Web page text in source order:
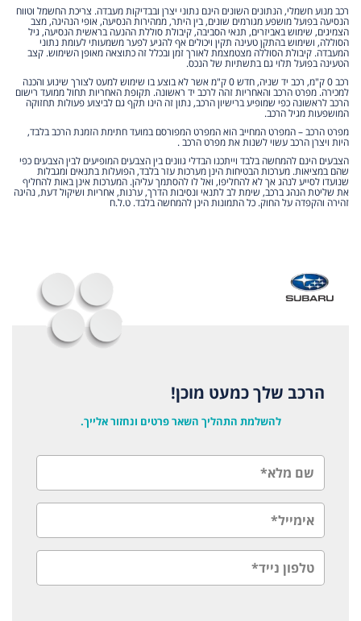
רכב מנוע חשמלי, הנתונים השונים הינם נתוני יצרן ובבדיקות מעבדה. צריכת החשמל וטווח
הנסיעה בפועל מושפע מגורמים שונים, בין היתר, ממהירות הנסיעה, אופי הנהיגה, מצב
הצמיגים, שימוש באביזרים, תנאי הסביבה, קיבולת סוללת ההנעה בראשית הנסיעה, גיל
הסוללה, ושימוש בהתקן טעינה תקין ויכולים אף להגיע לפער משמעותי לעומת נתוני
המעבדה. קיבולת הסוללה מצטמצמת לאורך זמן ובכלל זה כתוצאה מאופן השימוש. קצב
הטעינה בפועל תלוי גם בתשתיות של הנכס.
רכב 0 ק"מ, רכב יד שניה, חדש 0 ק"מ אשר לא בוצע בו שימוש למעט לצורך שינוע והכנה
למכירה. מפרט הרכב והאחריות זהה לרכב יד ראשונה. תקופת האחריות תחול ממועד רישום
הרכב לראשונה כפי שמופיע ברישיון הרכב, נתון זה הינו תקף גם לביצוע פעולות תחזוקה
המושפעות מגיל הרכב.
מפרט הרכב – המפרט המחייב הוא המפרט המפורסם במועד חתימת הזמנת הרכב בלבד,
היות ויצרן הרכב עשוי לשנות את מפרט הרכב .
הצבעים הינם להמחשה בלבד וייתכנו הבדלי גוונים בין הצבעים המופיעים לבין הצבעים כפי
שהם במציאות. מערכות הבטיחות הינן מערכות עזר בלבד, הפועלות בתנאים ומגבלות
שנועדו לסייע לנהג אך לא להחליפו, ואל לו להסתמך עליהן. המערכות אינן באות להחליף
את שליטת הנהג ברכב, שימת לב לתנאי ונסיבות הדרך, ערנות, אחריות ושיקול דעת, נהיגה
זהירה והקפדה על החוק. כל התמונות הינן להמחשה בלבד. ט.ל.ח
הרכב שלך כמעט מוכן!
להשלמת התהליך השאר פרטים ונחזור אלייך.